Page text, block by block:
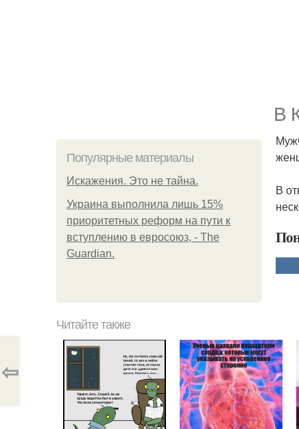
В
Популярные материалы
Искажения. Это не тайна.
Украина выполнила лишь 15%
приоритетных реформ на пути к
вступлению в евросоюз, - The
Guardian.
В
⇦
Читайте также